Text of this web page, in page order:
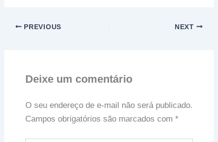
PREVIOUS NEXT
Deixe um comentário
O seu endereço de e-mail não será publicado.
Campos obrigatórios são marcados com *